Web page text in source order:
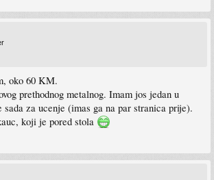
oko 60 KM.
prethodnog metalnog. Imam jos jedan u
za ucenje (imas ga na par stranica prije).
koji je pored stola